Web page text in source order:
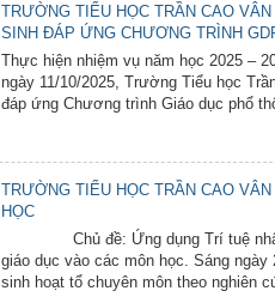
TRƯỜNG TIỂU HỌC TRẦN CAO
SINH ĐÁP ỨNG CHƯƠNG TRÌNH
Thực hiện nhiệm vụ năm học 2025 –
ngày 11/10/2025, Trường Tiểu học
đáp ứng Chương trình Giáo dục phổ
TRƯỜNG TIỂU HỌC TRẦN CAO
HỌC
Chủ đề: Ứng dụng Trí tuệ nhân
giáo dục vào các môn học. Sáng
sinh hoạt tổ chuyên môn theo nghiên